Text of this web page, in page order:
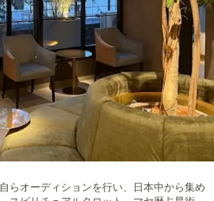
らオーディションを行い、日本中から集め